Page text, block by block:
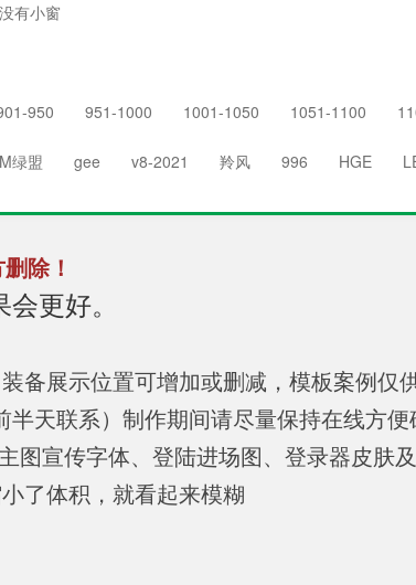
没有小窗
950 951-1000 1001-1050 1051-1100
绿盟 gee v8-2021 羚风 996 HGE
除！
更好。
备展示位置可增加或删减，模板案例
天联系）制作期间请尽量保持在线方
图宣传字体、登陆进场图、登录器皮肤
了体积，就看起来模糊